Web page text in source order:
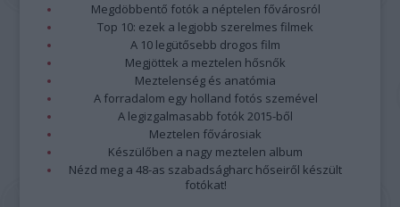
Megdöbbentő fotók a néptelen fővárosról
Top 10: ezek a legjobb szerelmes filmek
A 10 legütősebb drogos film
Megjöttek a meztelen hősnők
Meztelenség és anatómia
A forradalom egy holland fotós szemével
A legizgalmasabb fotók 2015-ből
Meztelen fővárosiak
Készülőben a nagy meztelen album
Nézd meg a 48-as szabadságharc hőseiről készült
fotókat!